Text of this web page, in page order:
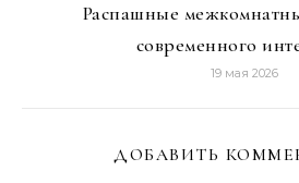
Распашные
современного
19 мая 2026
ДОБАВИТЬ